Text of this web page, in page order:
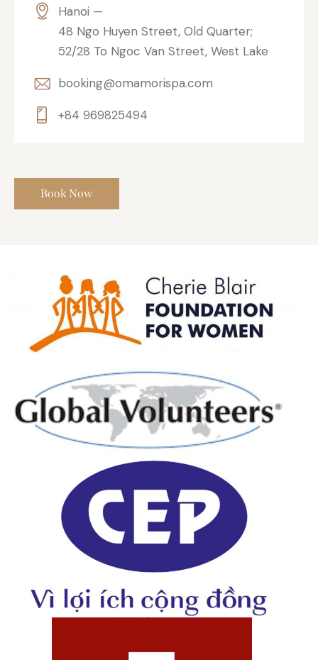
Hanoi —
48 Ngo Huyen Street, Old Quarter;
52/28 To Ngoc Van Street, West Lake
booking@omamorispa.com
+84 969825494
Book Now